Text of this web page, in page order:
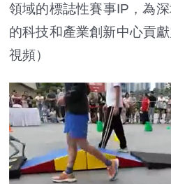
領域的標誌性賽事IP，為
的科技和產業創新中心貢獻
視頻）